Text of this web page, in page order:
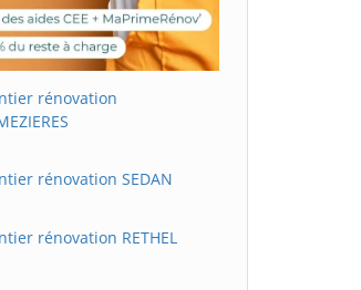
rénovation
rénovation SEDAN
rénovation RETHEL